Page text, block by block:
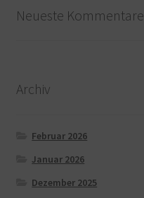
Neueste Kommentare
Archiv
Februar 2026
Januar 2026
Dezember 2025